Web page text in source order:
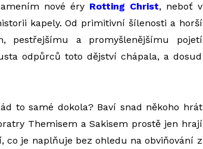
nové éry Rotting Christ, neboť v
kapely. Od primitivní šílenosti a horší
pestřejšímu a promyšlenějšímu pojetí
odpůrců toto dějství chápala, a dosud
to samé dokola? Baví snad někoho hrát
Themisem a Sakisem prostě jen hrají
je naplňuje bez ohledu na obviňování z